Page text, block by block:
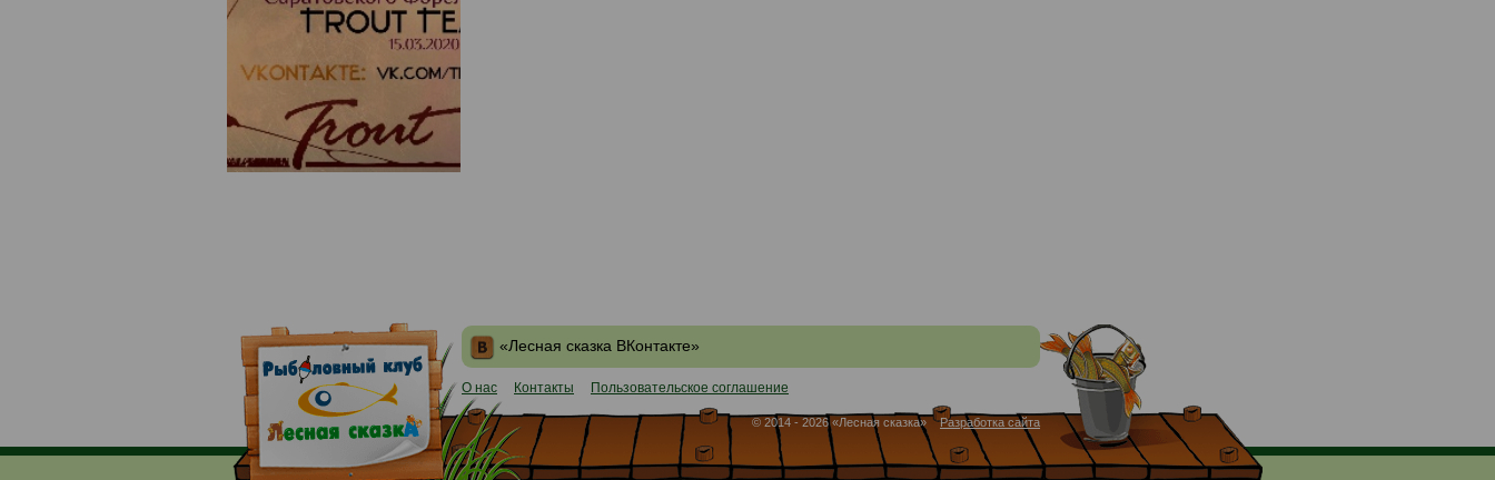
«Лесная сказка ВКонтакте»
О нас Контакты Пользовательское соглашение
© 2014 - 2026 «Лесная сказка»Разработка сайта